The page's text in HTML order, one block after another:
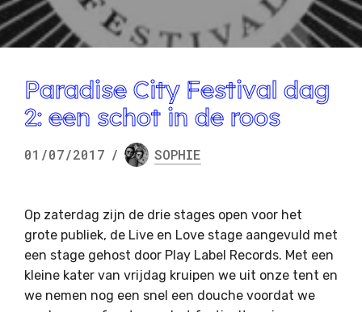
Paradise City Festival dag
2: een schot in de roos
01/07/2017 / SOPHIE
Op zaterdag zijn de drie stages open voor het
grote publiek, de Live en Love stage aangevuld met
een stage gehost door Play Label Records. Met een
kleine kater van vrijdag kruipen we uit onze tent en
we nemen nog een snel een douche voordat we